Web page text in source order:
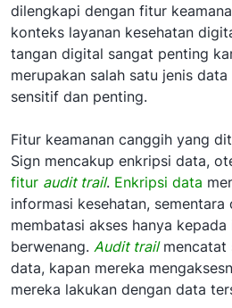
dilengkapi dengan fitur
konteks layanan kesehatan
tangan digital sangat penting
merupakan salah satu jenis
sensitif dan penting.
Fitur keamanan canggih yang
Sign mencakup enkripsi data,
fitur audit trail. Enkripsi data
informasi kesehatan,
membatasi akses hanya
berwenang. Audit trailmencatat
data, kapan mereka
mereka lakukan dengan data